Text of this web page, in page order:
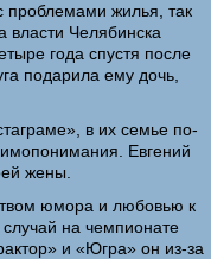
проблемами жилья, так
власти Челябинска
года спустя после
подарила ему дочь,
в их семье по-
Евгений
жены.
юмора и любовью к
на чемпионате
и «Югра» он из-за